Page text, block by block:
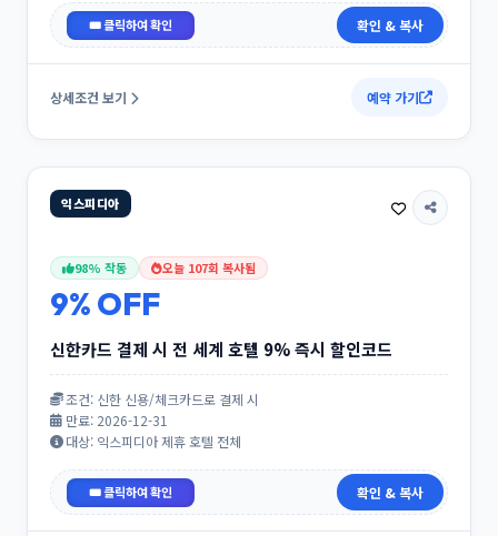
10KBCARD 확인 & 복사
상세조건 보기 예약 가기
익스피디아
98% 작동 오늘 107회 복사됨
9% OFF
신한카드 결제 시 전 세계 호텔 9% 즉시 할인코드
조건: 신한 신용/체크카드로 결제 시
만료: 2026-12-31
대상: 익스피디아 제휴 호텔 전체
SHINHAN9 확인 & 복사
제보하기